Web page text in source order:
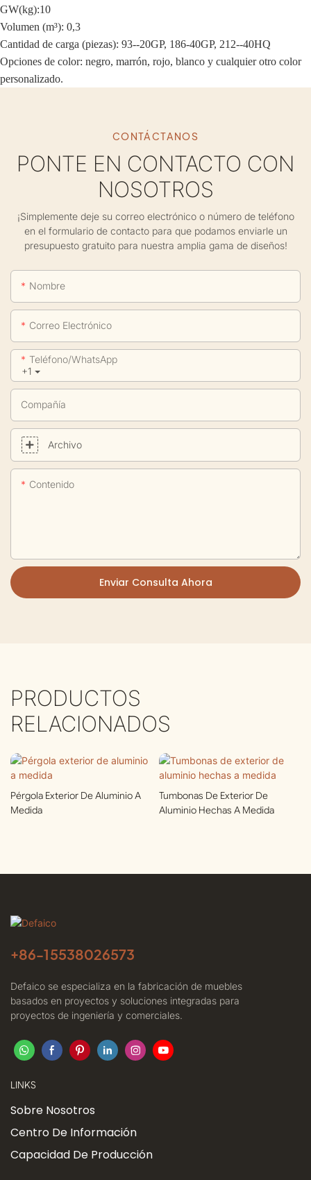
GW(kg):10
Volumen (m³): 0,3
Cantidad de carga (piezas): 93--20GP, 186-40GP, 212--40HQ
Opciones de color: negro, marrón, rojo, blanco y cualquier otro color
personalizado.
CONTÁCTANOS
PONTE EN CONTACTO CON
NOSOTROS
¡Simplemente deje su correo electrónico o número de teléfono
en el formulario de contacto para que podamos enviarle un
presupuesto gratuito para nuestra amplia gama de diseños!
Nombre
Correo Electrónico
+1
Teléfono/WhatsApp
Compañía
Archivo
Contenido
Enviar Consulta Ahora
PRODUCTOS
RELACIONADOS
Pérgola Exterior De Aluminio A
Medida
Tumbonas De Exterior De
Aluminio Hechas A Medida
+86-15538026573
Defaico se especializa en la fabricación de muebles
basados ​​en proyectos y soluciones integradas para
proyectos de ingeniería y comerciales.
LINKS
Sobre Nosotros
Centro De Información
Capacidad De Producción